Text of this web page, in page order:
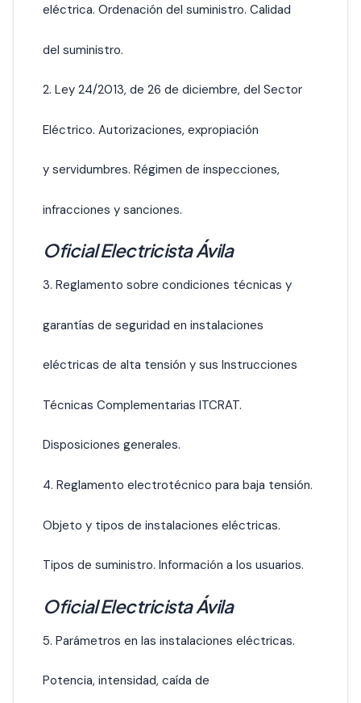
eléctrica. Ordenación del suministro. Calidad
del suministro.
2. Ley 24/2013, de 26 de diciembre, del Sector
Eléctrico. Autorizaciones, expropiación
y servidumbres. Régimen de inspecciones,
infracciones y sanciones.
Oficial Electricista Ávila
3. Reglamento sobre condiciones técnicas y
garantías de seguridad en instalaciones
eléctricas de alta tensión y sus Instrucciones
Técnicas Complementarias ITCRAT.
Disposiciones generales.
4. Reglamento electrotécnico para baja tensión.
Objeto y tipos de instalaciones eléctricas.
Tipos de suministro. Información a los usuarios.
Oficial Electricista Ávila
5. Parámetros en las instalaciones eléctricas.
Potencia, intensidad, caída de